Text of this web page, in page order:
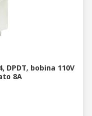
DPDT, bobina 110V
8A